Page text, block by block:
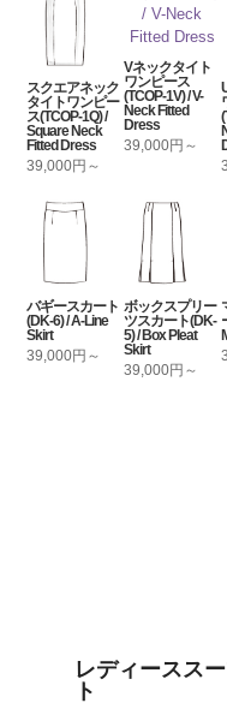
スクエアネック
タイトワンピー
ス(TCOP-1Q) /
Square Neck
Fitted Dress
39,000円～
Vネックタイト
ワンピース
(TCOP-1V) / V-
Neck Fitted
Dress
39,000円～
バギースカート
(DK-6) / A-Line
Skirt
39,000円～
ボックスプリー
ツスカート(DK-
5) / Box Pleat
Skirt
39,000円～
レディースス
ト